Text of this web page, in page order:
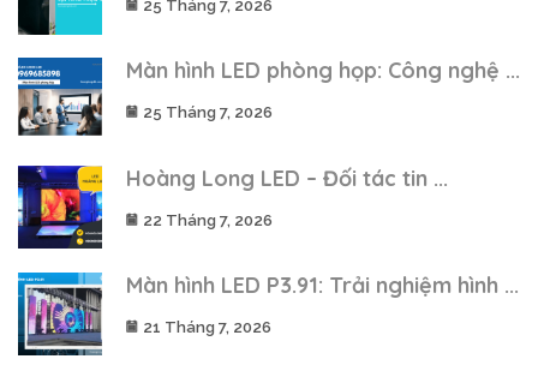
25 Tháng 7, 2026
Màn hình LED phòng họp: Công nghệ ...
25 Tháng 7, 2026
Hoàng Long LED – Đối tác tin ...
22 Tháng 7, 2026
Màn hình LED P3.91: Trải nghiệm hình ...
21 Tháng 7, 2026